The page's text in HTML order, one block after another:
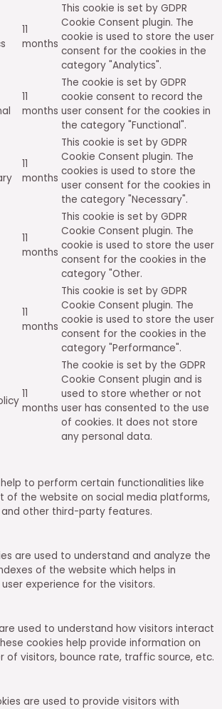
11
months
This cookie is set by GDPR
Cookie Consent plugin. The
cookie is used to store the user
consent for the cookies in the
category "Analytics".
11
months
The cookie is set by GDPR
cookie consent to record the
user consent for the cookies in
the category "Functional".
11
months
This cookie is set by GDPR
Cookie Consent plugin. The
cookies is used to store the
user consent for the cookies in
the category "Necessary".
11
months
This cookie is set by GDPR
Cookie Consent plugin. The
cookie is used to store the user
consent for the cookies in the
category "Other.
11
months
This cookie is set by GDPR
Cookie Consent plugin. The
cookie is used to store the user
consent for the cookies in the
category "Performance".
11
months
The cookie is set by the GDPR
Cookie Consent plugin and is
used to store whether or not
user has consented to the use
of cookies. It does not store
any personal data.
to perform certain functionalities like
of the website on social media platforms,
other third-party features.
are used to understand and analyze the
of the website which helps in
experience for the visitors.
used to understand how visitors interact
cookies help provide information on
of visitors, bounce rate, traffic source, etc.
are used to provide visitors with